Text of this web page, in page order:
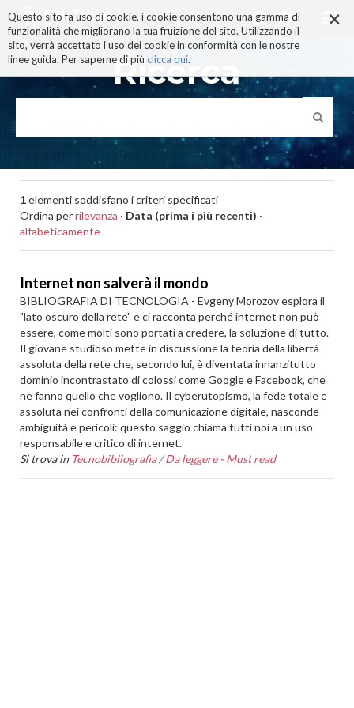
×
Questo sito fa uso di cookie, i cookie consentono una gamma di
funzionalità che migliorano la tua fruizione del sito. Utilizzando il
sito, verrà accettato l'uso dei cookie in conformità con le nostre
linee guida. Per saperne di più clicca qui.
ai
contenuti.
|
alla
navigazione
Ricerca
1elementi soddisfano i criteri specificati
Ordina perrilevanza · Data (prima i più recenti) ·
alfabeticamente
Internet non salverà il mondo
BIBLIOGRAFIA DI TECNOLOGIA - Evgeny Morozov esplora il
"lato oscuro della rete" e ci racconta perché internet non può
essere, come molti sono portati a credere, la soluzione di tutto.
Il giovane studioso mette in discussione la teoria della libertà
assoluta della rete che, secondo lui, è diventata innanzitutto
dominio incontrastato di colossi come Google e Facebook, che
ne fanno quello che vogliono. Il cyberutopismo, la fede totale e
assoluta nei confronti della comunicazione digitale, nasconde
ambiguità e pericoli: questo saggio chiama tutti noi a un uso
responsabile e critico di internet.
Si trova in Tecnobibliografia /Da leggere - Must read